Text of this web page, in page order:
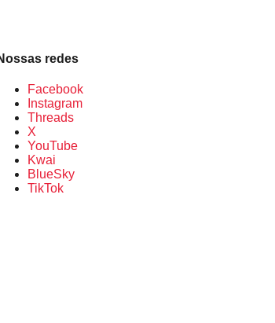
redes
Facebook
Instagram
Threads
X
YouTube
Kwai
BlueSky
TikTok